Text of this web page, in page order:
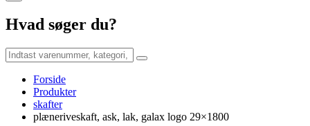
Hvad søger du?
Forside
Produkter
skafter
plæneriveskaft, ask, lak, galax logo 29×1800